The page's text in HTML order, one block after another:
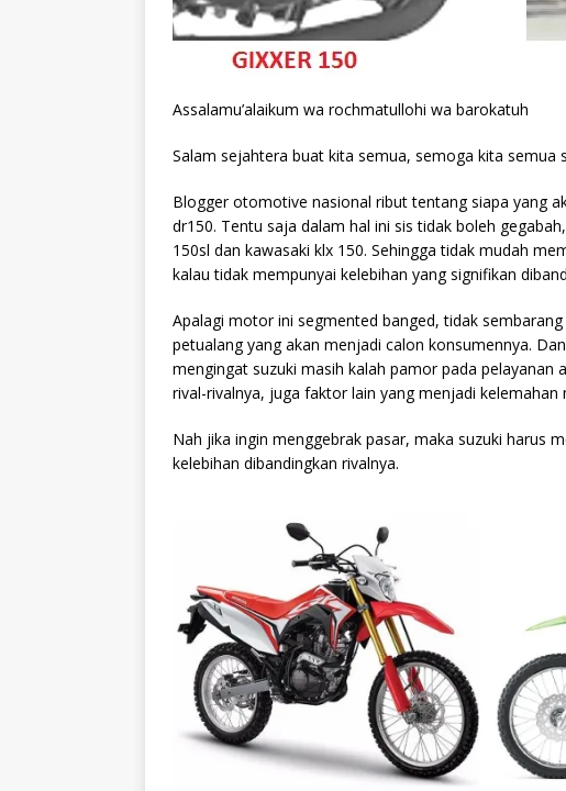
Assalamu’alaikum wa rochmatullohi wa barokatuh
Salam sejahtera buat kita semua, semoga kita semua
Blogger otomotive nasional ribut tentang siapa yang
dr150. Tentu saja dalam hal ini sis tidak boleh
150sl dan kawasaki klx 150. Sehingga tidak mudah
kalau tidak mempunyai kelebihan yang signifikan
Apalagi motor ini segmented banged, tidak
petualang yang akan menjadi calon konsumennya.
mengingat suzuki masih kalah pamor pada pelayanan
rival-rivalnya, juga faktor lain yang menjadi
Nah jika ingin menggebrak pasar, maka suzuki harus
kelebihan dibandingkan rivalnya.